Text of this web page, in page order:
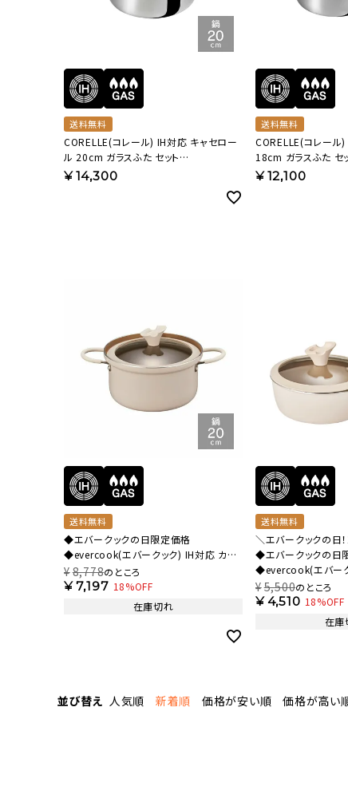
送料無料
CORELLE(コレール) IH対応 キャセロー
ル 20cm ガラスふた セット
CSC20SVWL【HO】
¥14,300
送料無料
CORELLE(コレール
18cm ガラスふた セ
CSS18SVWL【HO】
¥12,100
送料無料
◆エバークックの日限定価格
◆evercook(エバークック) IH対応 カレ
ー・シチュー鍋 20cm アイボリー 500日
保証 EACS20IV2 【HO】
¥8,778のところ
¥7,197 18%OFF
在庫切れ
送料無料
＼エバークックの日
◆エバークックの日
◆evercook(エバー
チに使える鍋パン
500日保証 EIPP18IV
¥5,500のところ
¥4,510 18%OFF
在庫
並び替え 人気順 新着順 価格が安い順 価格が高い